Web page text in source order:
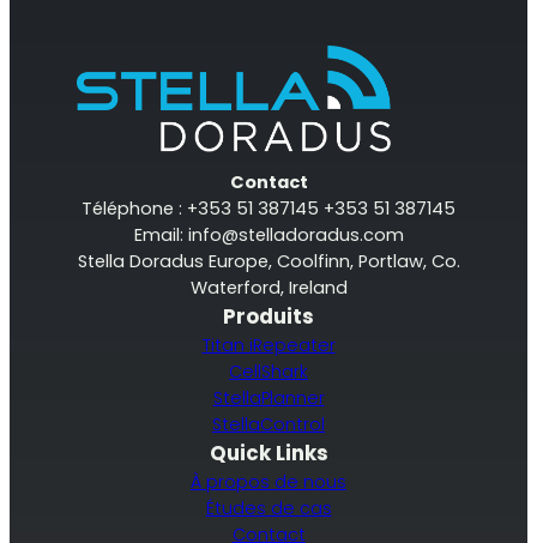
Contact
Téléphone : +353 51 387145 +353 51 387145
Email: info@stelladoradus.com
Stella Doradus Europe, Coolfinn, Portlaw, Co.
Waterford, Ireland
Produits
Titan iRepeater
CellShark
StellaPlanner
StellaControl
Quick Links
À propos de nous
Études de cas
Contact